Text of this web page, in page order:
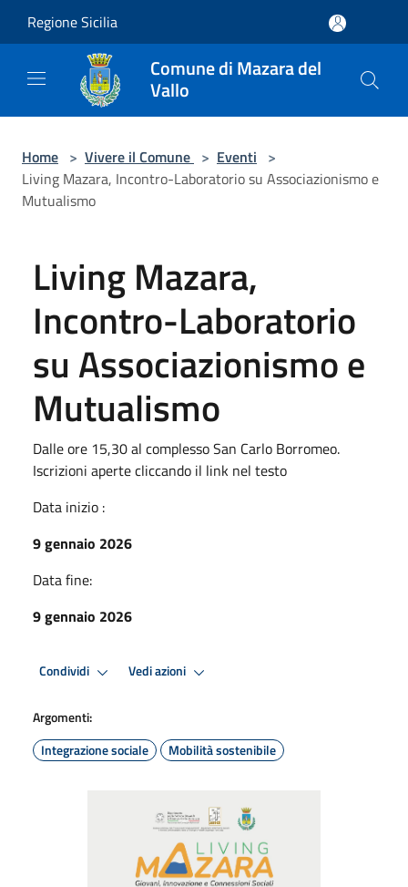
Regione Sicilia
Comune di Mazara del
Vallo
Home > Vivere il Comune > Eventi >
Living Mazara, Incontro-Laboratorio su Associazionismo e
Mutualismo
Living Mazara,
Incontro-Laboratorio
su Associazionismo e
Mutualismo
Dalle ore 15,30 al complesso San Carlo Borromeo.
Iscrizioni aperte cliccando il link nel testo
Data inizio :
9 gennaio 2026
Data fine:
9 gennaio 2026
Condividi Vedi azioni
Argomenti:
Integrazione sociale
Mobilità sostenibile